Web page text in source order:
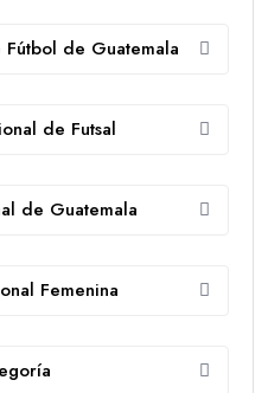
de Guatemala
de Futsal
de Guatemala
Femenina